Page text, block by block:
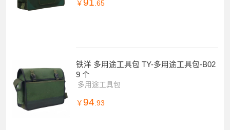
￥ .65
铁洋 多用途工具包 TY-多用途工具包-B02
9 个
多用途工具包
￥ 94.93